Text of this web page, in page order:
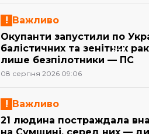
Важливо
Окупанти запустили по
балістичних та зенітних
лише безпілотники — ПС
08 серпня 2026 09:06
Важливо
21 людина постраждала
завдяки тобі.
другом